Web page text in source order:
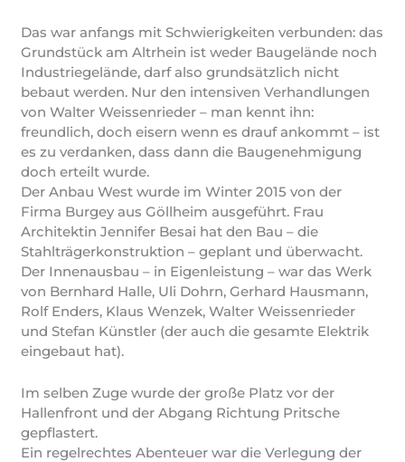
Das war anfangs mit Schwierigkeiten verbunden: das
Grundstück am Altrhein ist weder Baugelände noch
Industriegelände, darf also grundsätzlich nicht
bebaut werden. Nur den intensiven Verhandlungen
von Walter Weissenrieder – man kennt ihn:
freundlich, doch eisern wenn es drauf ankommt – ist
es zu verdanken, dass dann die Baugenehmigung
doch erteilt wurde.
Der Anbau West wurde im Winter 2015 von der
Firma Burgey aus Göllheim ausgeführt. Frau
Architektin Jennifer Besai hat den Bau – die
Stahlträgerkonstruktion – geplant und überwacht.
Der Innenausbau – in Eigenleistung – war das Werk
von Bernhard Halle, Uli Dohrn, Gerhard Hausmann,
Rolf Enders, Klaus Wenzek, Walter Weissenrieder
und Stefan Künstler (der auch die gesamte Elektrik
eingebaut hat).
Im selben Zuge wurde der große Platz vor der
Hallenfront und der Abgang Richtung Pritsche
gepflastert.
Ein regelrechtes Abenteuer war die Verlegung der